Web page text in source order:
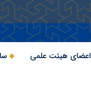
اعضای هیئت علمی